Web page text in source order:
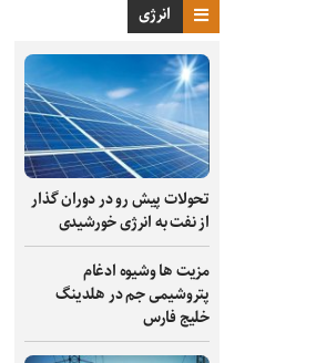
انرژی
تحولات پیش رو در دوران گذار
از نفت به انرژی خورشیدی
مزیت ها وشیوه ادغام
پتروشیمی جم در هلدینگ
خلیج فارس